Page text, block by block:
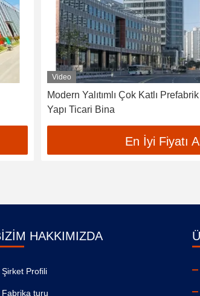
Video
Modern Yalıtımlı Çok Katlı
Yapı Ticari Bina
En İyi Fiyatı
HAKKIMIZDA
Şirket Profili
Fabrika turu